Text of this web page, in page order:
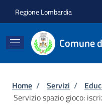
Regione Lombardia
Comune
Briciole di
Home / Servizi /
Servizio spazio gioco: